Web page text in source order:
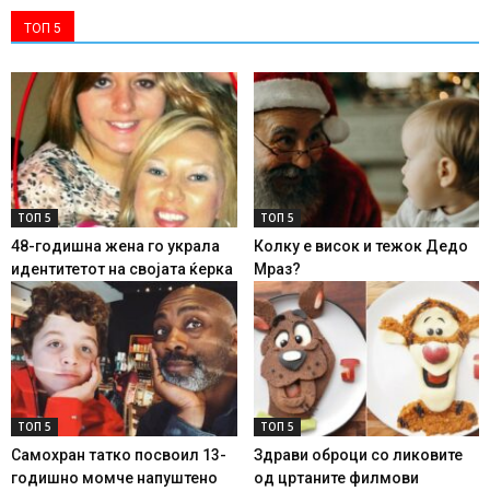
ТОП 5
ТОП 5
48-годишна жена го украла
идентитетот на својата ќерка
ТОП 5
Колку е висок и тежок Дедо
Мраз?
ТОП 5
Самохран татко посвоил 13-
годишно момче напуштено
ТОП 5
Здрави оброци со ликовите
од цртаните филмови